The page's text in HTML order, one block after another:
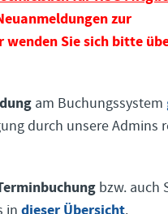
zur
Sie sich bitte
am Buchungssystem
durch unsere Admins
bzw. auch